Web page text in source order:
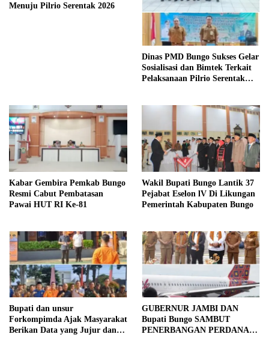
Menuju Pilrio Serentak 2026
Dinas PMD Bungo Sukses Gelar
Sosialisasi dan Bimtek Terkait
Pelaksanaan Pilrio Serentak
Kabar Gembira Pemkab Bungo
Resmi Cabut Pembatasan
Pawai HUT RI Ke-81
Wakil Bupati Bungo Lantik 37
Pejabat Eselon lV Di Likungan
Pemerintah Kabupaten Bungo
Bupati dan unsur
Forkompimda Ajak Masyarakat
Berikan Data yang Jujur dan
GUBERNUR JAMBI DAN
Bupati Bungo SAMBUT
PENERBANGAN PERDANA